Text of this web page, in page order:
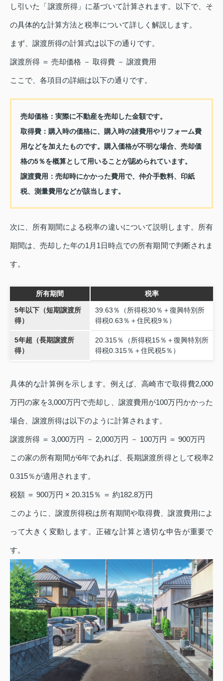
し引いた「譲渡所得」に基づいて計算されます。以下で、そ
の具体的な計算方法と税率について詳しく解説します。
まず、譲渡所得の計算式は以下の通りです。
譲渡所得 ＝ 売却価格 － 取得費 － 譲渡費用
ここで、各項目の詳細は以下の通りです。
売却価格： 実際に不動産を売却した金額です。
取得費： 購入時の価格に、購入時の諸費用やリフォーム費
用などを加えたものです。購入価格が不明な場合、売却価
格の5％を概算として用いることが認められています。
譲渡費用： 売却時にかかった費用で、仲介手数料、印紙
税、測量費用などが該当します。
次に、所有期間による税率の違いについて説明します。所有
期間は、売却した年の1月1日時点での所有期間で判断されま
す。
所有期間 税率
5年以下（短期譲渡所
得）
39.63％（所得税30％＋復興特別所
得税0.63％＋住民税9％）
5年超（長期譲渡所
得）
20.315％（所得税15％＋復興特別所
得税0.315％＋住民税5％）
具体的な計算例を示します。例えば、高崎市で取得費2,000
万円の家を3,000万円で売却し、譲渡費用が100万円かかった
場合、譲渡所得は以下のように計算されます。
譲渡所得 ＝ 3,000万円 － 2,000万円 － 100万円 ＝ 900万円
この家の所有期間が6年であれば、長期譲渡所得として税率2
0.315％が適用されます。
税額 ＝ 900万円 × 20.315％ ＝ 約182.8万円
このように、譲渡所得税は所有期間や取得費、譲渡費用によ
って大きく変動します。正確な計算と適切な申告が重要で
す。